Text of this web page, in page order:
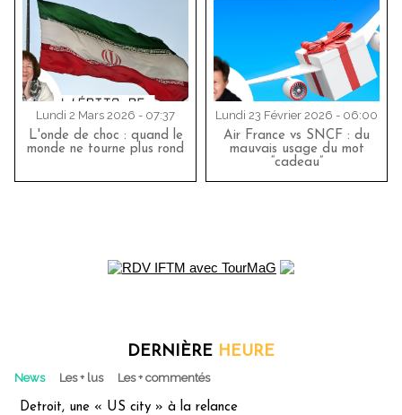
Lundi 2 Mars 2026 - 07:37
L'onde de choc : quand le
monde ne tourne plus rond
Lundi 23 Février 2026 - 06:00
Air France vs SNCF : du
mauvais usage du mot
“cadeau”
DERNIÈRE HEURE
News Les + lus Les + commentés
Detroit, une « US city » à la relance